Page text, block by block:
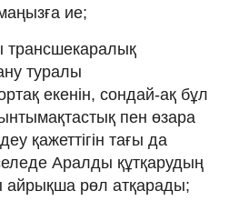
ие;
трансшекаралық
туралы
екенін, сондай-ақ бұл
ынтымақтастық пен өзара
қажеттігін тағы да
Аралды құтқарудың
айрықша рөл атқарады;